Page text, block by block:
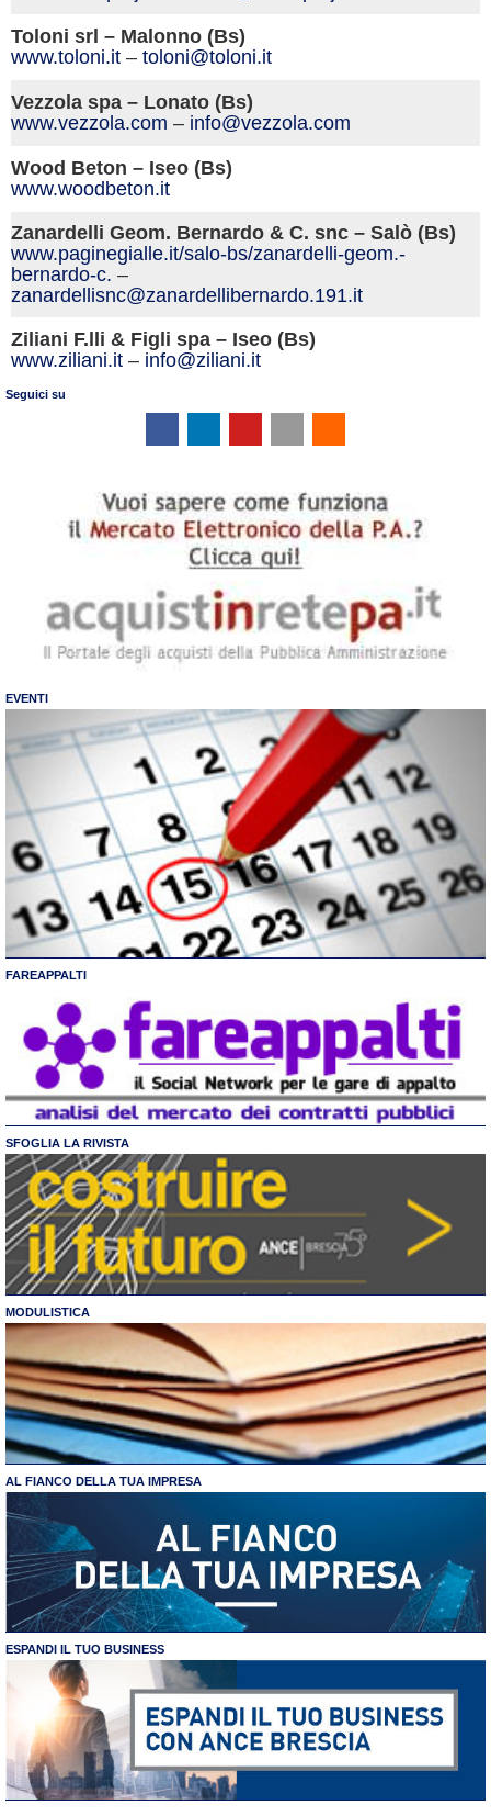
Toloni srl – Malonno (Bs)
www.toloni.it – toloni@toloni.it
Vezzola spa – Lonato (Bs)
www.vezzola.com – info@vezzola.com
Wood Beton – Iseo (Bs)
www.woodbeton.it
Zanardelli Geom. Bernardo & C. snc – Salò (Bs)
www.paginegialle.it/salo-bs/zanardelli-geom.-
bernardo-c. –
zanardellisnc@zanardellibernardo.191.it
Ziliani F.lli & Figli spa – Iseo (Bs)
www.ziliani.it – info@ziliani.it
Seguici su
EVENTI
FAREAPPALTI
SFOGLIA LA RIVISTA
MODULISTICA
AL FIANCO DELLA TUA IMPRESA
ESPANDI IL TUO BUSINESS